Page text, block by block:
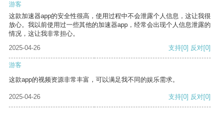
游客
这款加速器app的安全性很高，使用过程中不会泄露个人信息，这让我很
放心。我以前使用过一些其他的加速器app，经常会出现个人信息泄露的
情况，这让我非常担心。
2025-04-26
支持[0] 反对[0]
游客
这款app的视频资源非常丰富，可以满足我不同的娱乐需求。
2025-04-26 支持[0] 反对[0]